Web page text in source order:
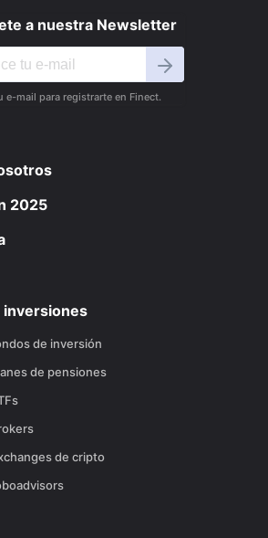
a nuestra Newsletter
e-mail para registrarte en Finect.
2025
inversiones
de inversión
de pensiones
de cripto